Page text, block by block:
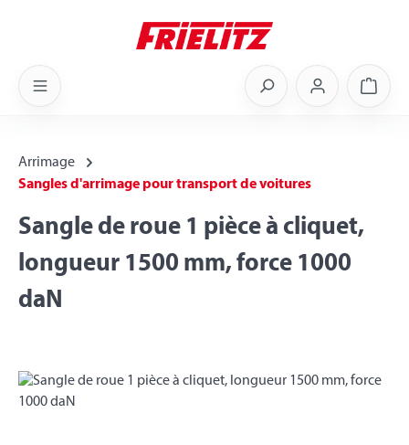
Arrimage
Sangles d'arrimage pour transport de voitures
Sangle de roue 1 pièce à cliquet,
longueur 1500 mm, force 1000
daN
Skip image gallery